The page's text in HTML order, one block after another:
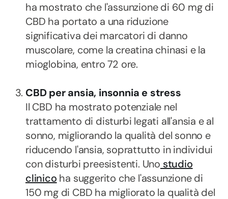
ha mostrato che l'assunzione di 60 mg di
CBD ha portato a una riduzione
significativa dei marcatori di danno
muscolare, come la creatina chinasi e la
mioglobina, entro 72 ore.
CBD per ansia, insonnia e stress
Il CBD ha mostrato potenziale nel
trattamento di disturbi legati all'ansia e al
sonno, migliorando la qualità del sonno e
riducendo l'ansia, soprattutto in individui
con disturbi preesistenti. Uno studio
clinico ha suggerito che l'assunzione di
150 mg di CBD ha migliorato la qualità del